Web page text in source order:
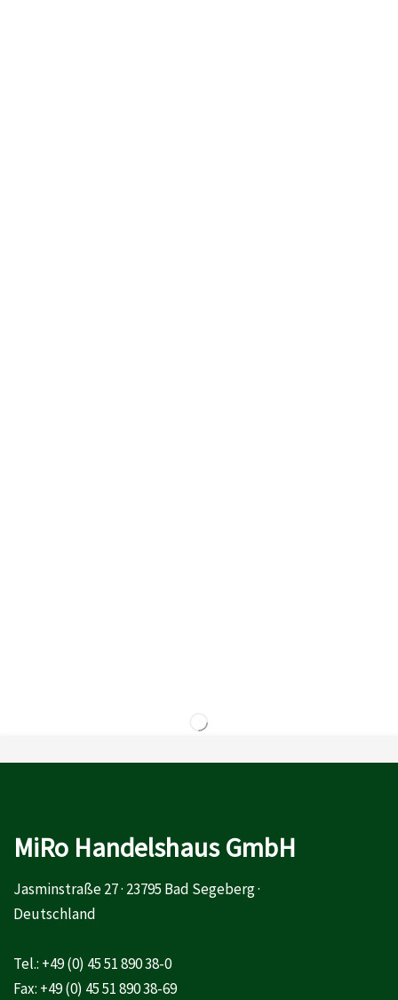
MiRo Handelshaus GmbH
Jasminstraße 27 · 23795 Bad Segeberg ·
Deutschland
Tel.: +49 (0) 45 51 890 38-0
Fax: +49 (0) 45 51 890 38-69